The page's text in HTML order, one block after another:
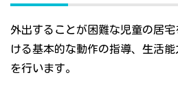
外出することが困難な児童の居
ける基本的な動作の指導、生活
を行います。